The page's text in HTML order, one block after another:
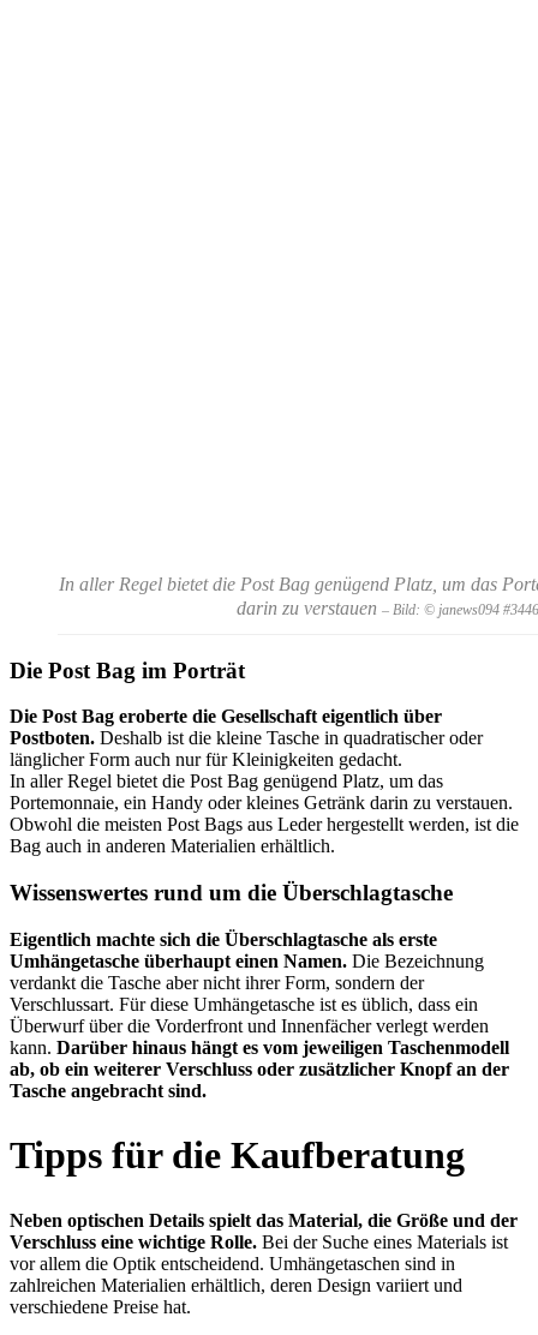
In aller Regel bietet die Post Bag genügend Platz, um das
darin zu verstauen – Bild: © janews094
Die Post Bag im Porträt
Die Post Bag eroberte die Gesellschaft eigentlich über
Postboten. Deshalb ist die kleine Tasche in quadratischer oder
länglicher Form auch nur für Kleinigkeiten gedacht.
In aller Regel bietet die Post Bag genügend Platz, um das
Portemonnaie, ein Handy oder kleines Getränk darin zu verstauen.
Obwohl die meisten Post Bags aus Leder hergestellt werden, ist die
Bag auch in anderen Materialien erhältlich.
Wissenswertes rund um die Überschlagtasche
Eigentlich machte sich die Überschlagtasche als erste
Umhängetasche überhaupt einen Namen. Die Bezeichnung
verdankt die Tasche aber nicht ihrer Form, sondern der
Verschlussart. Für diese Umhängetasche ist es üblich, dass ein
Überwurf über die Vorderfront und Innenfächer verlegt werden
kann. Darüber hinaus hängt es vom jeweiligen Taschenmodell
ab, ob ein weiterer Verschluss oder zusätzlicher Knopf an der
Tasche angebracht sind.
Tipps für die Kaufberatung
Neben optischen Details spielt das Material, die Größe und der
Verschluss eine wichtige Rolle. Bei der Suche eines Materials ist
vor allem die Optik entscheidend. Umhängetaschen sind in
zahlreichen Materialien erhältlich, deren Design variiert und
verschiedene Preise hat.